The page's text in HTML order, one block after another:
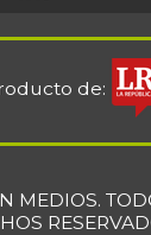
de:
MEDIOS.